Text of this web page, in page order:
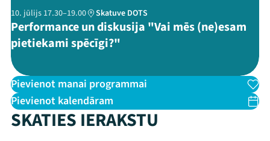
10. jūlijs 17.30–19.00 Skatuve DOTS
Performance un diskusija "Vai mēs (ne)esam
pietiekami spēcīgi?"
Pievienot manai programmai
Pievienot kalendāram
SKATIES IERAKSTU